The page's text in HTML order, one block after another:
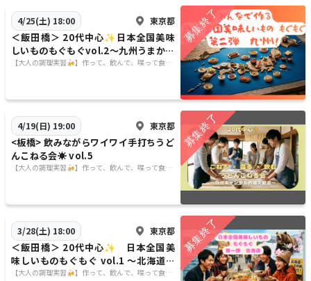
4/25(土) 18:00 東京都
＜飯田橋＞ 20代中心✨日本全国美味
しいものもぐもぐvol.2〜九州うまかも
ん編〜
【大人の調理実習🍻】作って、飲んで、喋って食べ
4/19(日) 19:00 東京都
<板橋> 飲みながらワイワイ手打ちうど
んこねる会☀️ vol.5
【大人の調理実習🍻】作って、飲んで、喋って食べ
3/28(土) 18:00 東京都
＜飯田橋＞ 20代中心✨ 日本全国美
味しいものもぐもぐ vol.1 〜北海道で
っかいどう編〜
【大人の調理実習🍻】作って、飲んで、喋って食べ